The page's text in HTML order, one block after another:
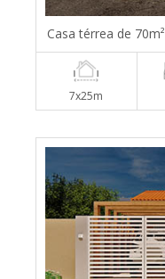
Casa térrea de 70m²
7x25m